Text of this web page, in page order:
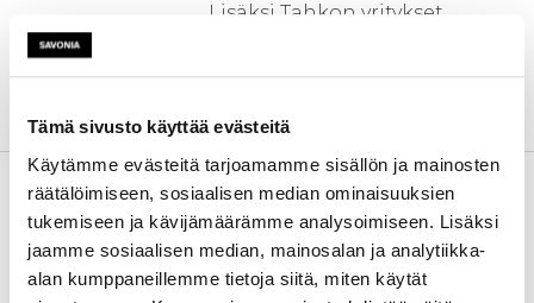
Tämä sivusto käyttää evästeitä
Käytämme evästeitä tarjoamamme sisällön ja mainosten
räätälöimiseen, sosiaalisen median ominaisuuksien
tukemiseen ja kävijämäärämme analysoimiseen. Lisäksi
jaamme sosiaalisen median, mainosalan ja analytiikka-
alan kumppaneillemme tietoja siitä, miten käytät
Lisäksi Tahkon yritykset
tutustumismatkoja.
Kehittämistarve
Tahko on valtakunnallisesti
yksi Suomen suosituimmista
ympärivuotisista
matkailukeskuksista, jonka
kävijämäärät ovat kasvaneet